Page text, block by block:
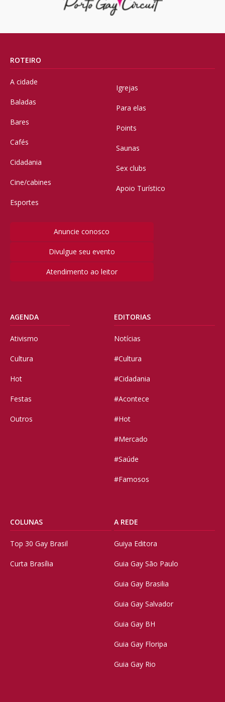
ROTEIRO
A cidade
Baladas
Bares
Cafés
Cidadania
Cine/cabines
Esportes
Igrejas
Para elas
Points
Saunas
Sex clubs
Apoio Turístico
Anuncie conosco
Divulgue seu evento
Atendimento ao leitor
AGENDA
Ativismo
Cultura
Hot
Festas
Outros
EDITORIAS
Notícias
#Cultura
#Cidadania
#Acontece
#Hot
#Mercado
#Saúde
#Famosos
COLUNAS
Top 30 Gay Brasil
Curta Brasília
A REDE
Guiya Editora
Guia Gay São Paulo
Guia Gay Brasilia
Guia Gay Salvador
Guia Gay BH
Guia Gay Floripa
Guia Gay Rio